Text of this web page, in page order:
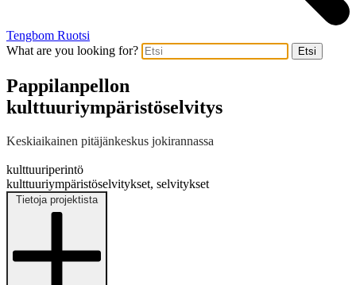
Tengbom Ruotsi
What are you looking for?
Etsi
Pappilanpellon
kulttuuriympäristöselvitys
Keskiaikainen pitäjänkeskus jokirannassa
kulttuuriperintö
kulttuuriympäristöselvitykset, selvitykset
Tietoja projektista